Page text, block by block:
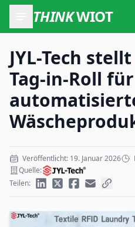
THINKWIOT
JYL-Tech
Tag-in-Roll für
Veröffentlicht: 19. Januar 2026
Quelle:
Teilen: